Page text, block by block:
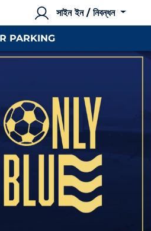
সাইন ইন / নিবন্ধন
PARKING